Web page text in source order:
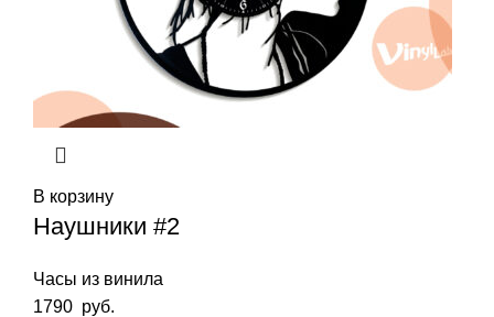
В корзину
Наушники #2
Часы из винила
1790 руб.